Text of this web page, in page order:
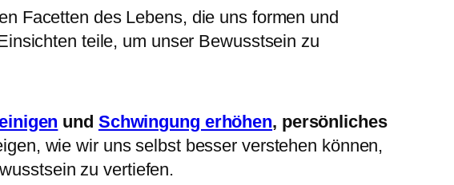
Facetten des Lebens, die uns formen und
teile, um unser Bewusstsein zu
und Schwingung erhöhen, persönliches
wie wir uns selbst besser verstehen können,
zu vertiefen.